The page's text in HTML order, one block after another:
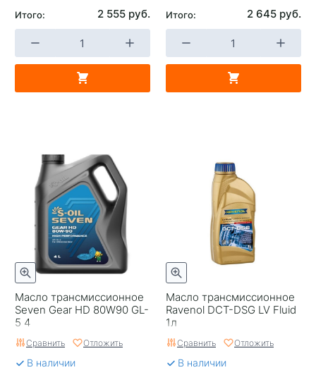
Итого: 2 555 руб. Итого: 2 645 руб.
Масло трансмиссионное
Seven Gear HD 80W90 GL-
5 4
Сравнить Отложить
В наличии
Масло трансмиссионное
Ravenol DCT-DSG LV Fluid
1л
Сравнить Отложить
В наличии